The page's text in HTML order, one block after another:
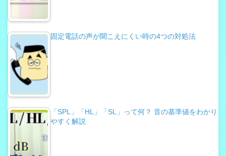
固定電話の声が聞こえにくい時の4つの対処法
「SPL」「HL」「SL」って何？ 音の基準値をわかり
やすく解説